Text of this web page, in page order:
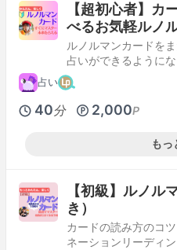
【超初心者】カ
べるお気軽ルノ
ルノルマンカードを
占いができるようにな
占い
40分 2,000P
もっ
【初級】ルノル
き）
カードの読み方のコ
ネーションリーディ